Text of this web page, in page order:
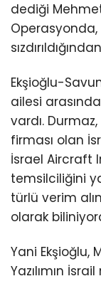
dediği
Operasyonda,
Ekşioğlu-
ailesi
vardı.
firması olan
İsrael Aircraft
temsilciliğini
türlü verim
olarak
Yani Ekşioğlu,
Yazılımın